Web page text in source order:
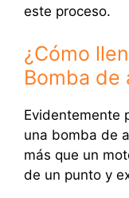
este proceso.
¿Cómo
Bomba de
Evidentemente
una bomba de
más que un
de un punto y